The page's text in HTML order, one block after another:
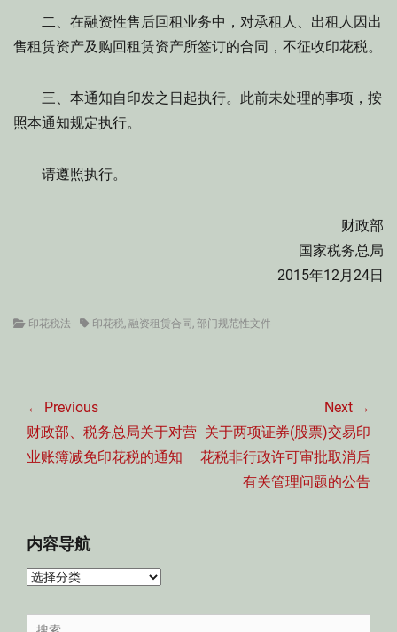
二、在融资性售后回租业务中，对承租人、出租人因出
售租赁资产及购回租赁资产所签订的合同，不征收印花税。
三、本通知自印发之日起执行。此前未处理的事项，按
照本通知规定执行。
请遵照执行。
财政部
国家税务总局
2015年12月24日
Categories
印花税法 Tags印花税, 融资租赁合同 , 部门规范性文件
章
导
航
← Previous
Previous
post:
财政部、税务总局关于对营
业账簿减免印花税的通知
Next →
Next
post:
关于两项证券(股票)交易印
花税非行政许可审批取消后
有关管理问题的公告
内容导航
内
导Search